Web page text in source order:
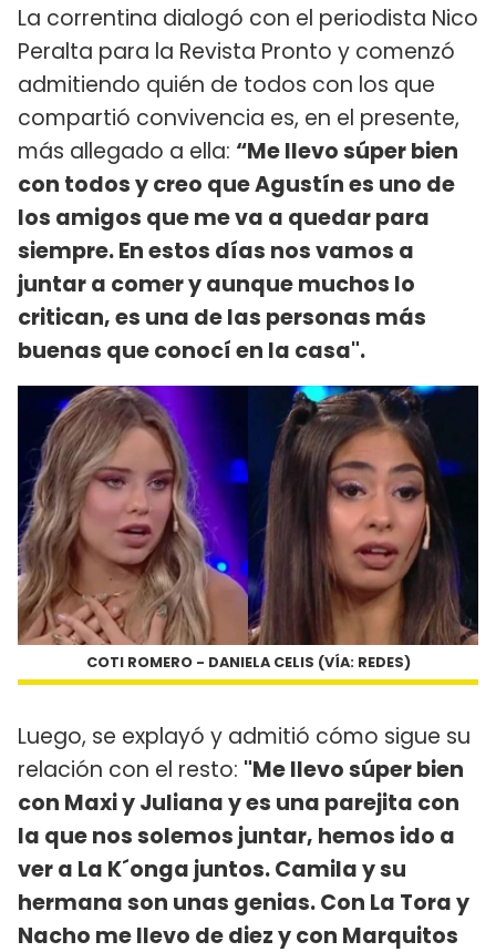
La correntina dialogó con el periodista Nico
Peralta para la Revista Pronto y comenzó
admitiendo quién de todos con los que
compartió convivencia es, en el presente,
más allegado a ella: “Me llevo súper bien
con todos y creo que Agustín es uno de
los amigos que me va a quedar para
siempre. En estos días nos vamos a
juntar a comer y aunque muchos lo
critican, es una de las personas más
buenas que conocí en la casa".
COTI ROMERO - DANIELA CELIS (VÍA: REDES)
Luego, se explayó y admitió cómo sigue su
relación con el resto: "Me llevo súper bien
con Maxi y Juliana y es una parejita con
la que nos solemos juntar, hemos ido a
ver a La K´onga juntos. Camila y su
hermana son unas genias. Con La Tora y
Nacho me llevo de diez y con Marquitos